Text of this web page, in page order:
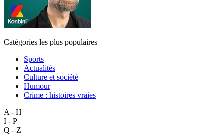
Catégories les plus populaires
Sports
Actualités
Culture et société
Humour
Crime : histoires vraies
A - H
I - P
Q - Z